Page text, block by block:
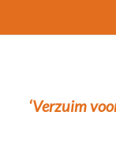
‘Verzuim